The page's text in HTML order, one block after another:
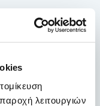
λειτουργιών